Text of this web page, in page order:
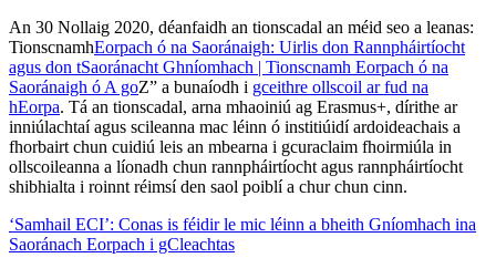
An 30 Nollaig 2020, déanfaidh an tionscadal an méid seo a leanas:
TionscnamhEorpach ó na Saoránaigh: Uirlis don Rannpháirtíocht
agus don tSaoránacht Ghníomhach | Tionscnamh Eorpach ó na
Saoránaigh ó A goZ” a bunaíodh i gceithre ollscoil ar fud na
hEorpa. Tá an tionscadal, arna mhaoiniú ag Erasmus+, dírithe ar
inniúlachtaí agus scileanna mac léinn ó institiúidí ardoideachais a
fhorbairt chun cuidiú leis an mbearna i gcuraclaim fhoirmiúla in
ollscoileanna a líonadh chun rannpháirtíocht agus rannpháirtíocht
shibhialta i roinnt réimsí den saol poiblí a chur chun cinn.
‘Samhail ECI’: Conas is féidir le mic léinn a bheith Gníomhach ina
Saoránach Eorpach i gCleachtas